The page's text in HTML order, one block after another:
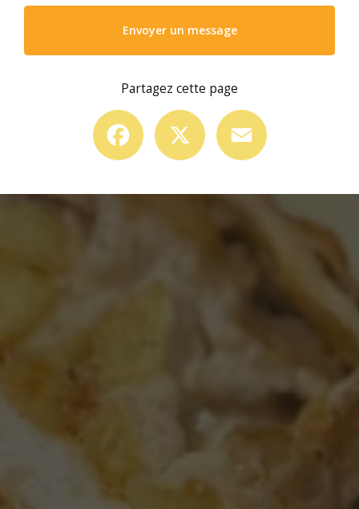
Envoyer un message
Partagez cette page
Facebook